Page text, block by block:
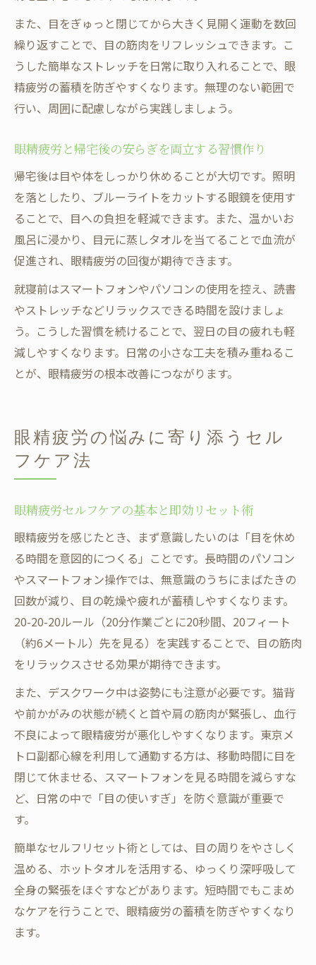
専門家に相談したい眼精疲労の症状と対処
セルフケアが難しい眼精疲労時の頼り方を
解説
また、目をぎゅっと閉じてから大きく見開く運動を数回
繰り返すことで、目の筋肉をリフレッシュできます。こ
うした簡単なストレッチを日常に取り入れることで、眼
精疲労の蓄積を防ぎやすくなります。無理のない範囲で
行い、周囲に配慮しながら実践しましょう。
眼精疲労と帰宅後の安らぎを両立する習慣作り
帰宅後は目や体をしっかり休めることが大切です。照明
を落としたり、ブルーライトをカットする眼鏡を使用す
ることで、目への負担を軽減できます。また、温かいお
風呂に浸かり、目元に蒸しタオルを当てることで血流が
促進され、眼精疲労の回復が期待できます。
就寝前はスマートフォンやパソコンの使用を控え、読書
やストレッチなどリラックスできる時間を設けましょ
う。こうした習慣を続けることで、翌日の目の疲れも軽
減しやすくなります。日常の小さな工夫を積み重ねるこ
とが、眼精疲労の根本改善につながります。
眼精疲労の悩みに寄り添うセル
フケア法
眼精疲労セルフケアの基本と即効リセット術
眼精疲労を感じたとき、まず意識したいのは「目を休め
る時間を意図的につくる」ことです。長時間のパソコン
やスマートフォン操作では、無意識のうちにまばたきの
回数が減り、目の乾燥や疲れが蓄積しやすくなります。
20-20-20ルール（20分作業ごとに20秒間、20フィート
（約6メートル）先を見る）を実践することで、目の筋肉
をリラックスさせる効果が期待できます。
また、デスクワーク中は姿勢にも注意が必要です。猫背
や前かがみの状態が続くと首や肩の筋肉が緊張し、血行
不良によって眼精疲労が悪化しやすくなります。東京メ
トロ副都心線を利用して通勤する方は、移動時間に目を
閉じて休ませる、スマートフォンを見る時間を減らすな
ど、日常の中で「目の使いすぎ」を防ぐ意識が重要で
す。
簡単なセルフリセット術としては、目の周りをやさしく
温める、ホットタオルを活用する、ゆっくり深呼吸して
全身の緊張をほぐすなどがあります。短時間でもこまめ
なケアを行うことで、眼精疲労の蓄積を防ぎやすくなり
ます。